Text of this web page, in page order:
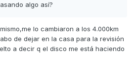
algo así?
lo cambiaron a los 4.000km
de dejar en la casa para la revisión
a decir q el disco me está haciendo